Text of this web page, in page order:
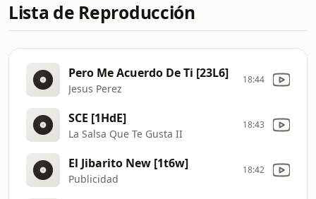
Lista de Reproducción
Pero Me Acuerdo De Ti [23L6]
Jesus Perez
18:44
SCE [1HdE]
La Salsa Que Te Gusta II
18:43
El Jibarito New [1t6w]
Publicidad
18:42